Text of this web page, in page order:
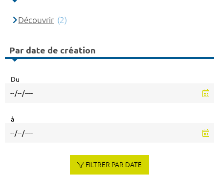
Découvrir (2)
Par date de création
Du
à
FILTRER PAR DATE